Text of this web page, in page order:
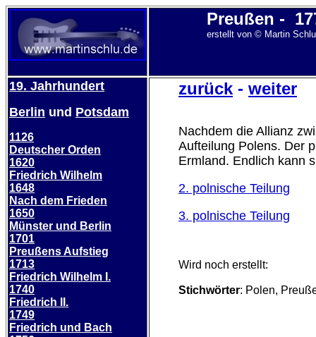
Preußen -
erstellt von © Martin
19. Jahrhundert
Berlin und Potsdam
1126
Deutscher Orden
1620
Friedrich Wilhelm
1648
Nach dem Frieden
1650
Münster und Berlin
1701
Preußens Aufstieg
1713
Friedrich Wilhelm I.
1740
Friedrich II.
1749
Friedrich und Bach
zurück - weiter
Nachdem die Allianz
Aufteilung Polens. Der
Ermland. Endlich kann
2. polnische Teilung
3. polnische Teilung
Wird noch erstellt:
Stichwörter: Polen,